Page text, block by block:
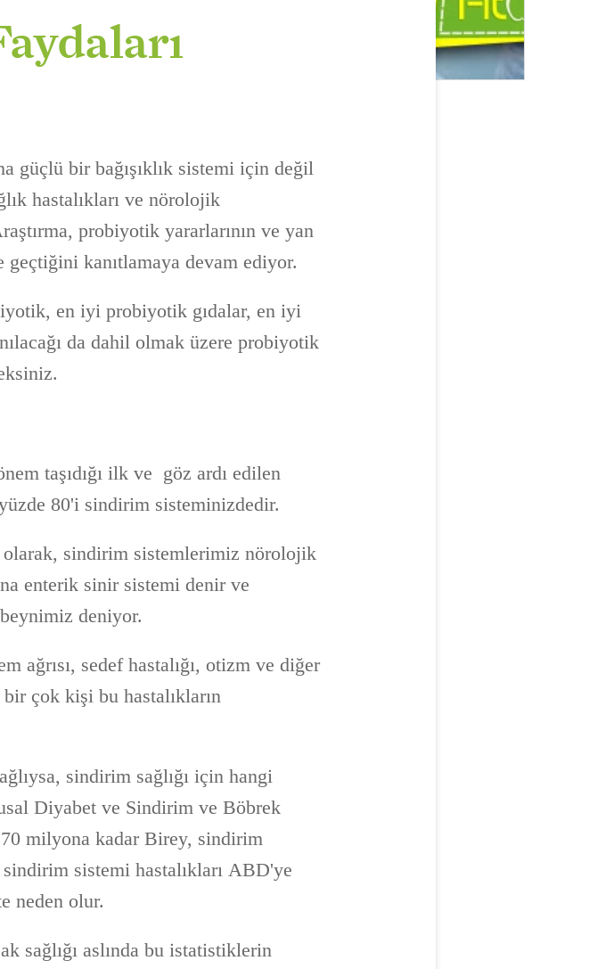
güçlü bir bağışıklık sistemi için değil
hastalıkları ve nörolojik
probiyotik yararlarının ve yan
kanıtlamaya devam ediyor.
en iyi probiyotik gıdalar, en iyi
da dahil olmak üzere probiyotik
taşıdığı ilk ve göz ardı edilen
80'i sindirim sisteminizdedir.
olarak, sindirim sistemlerimiz nörolojik
enterik sinir sistemi denir ve
deniyor.
sedef hastalığı, otizm ve diğer
çok kişi bu hastalıkların
sindirim sağlığı için hangi
Diyabet ve Sindirim ve Böbrek
milyona kadar Birey, sindirim
sistemi hastalıkları ABD'ye
neden olur.
sağlığı aslında bu istatistiklerin